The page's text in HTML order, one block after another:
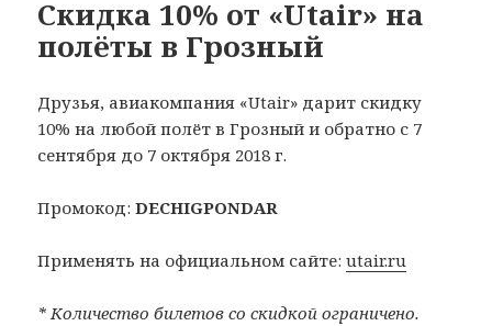
Скидка 10% от «Utair» на
полёты в Грозный
Друзья, авиакомпания «Utair» дарит скидку
10% на любой полёт в Грозный и обратно с 7
сентября до 7 октября 2018 г.
Промокод:DECHIGPONDAR
Применять на официальном сайте:utair.ru
* Количество билетов со скидкой ограничено.